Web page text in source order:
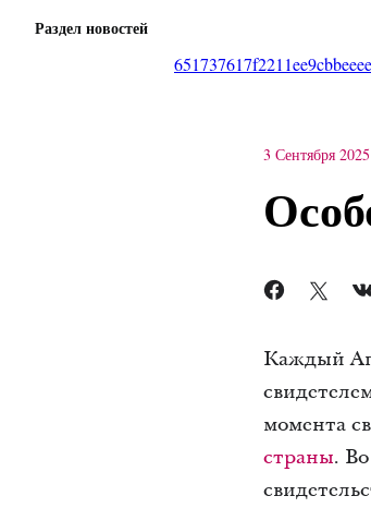
Раздел новостей
3 Сентября 2025
Каждый
момента
страны.